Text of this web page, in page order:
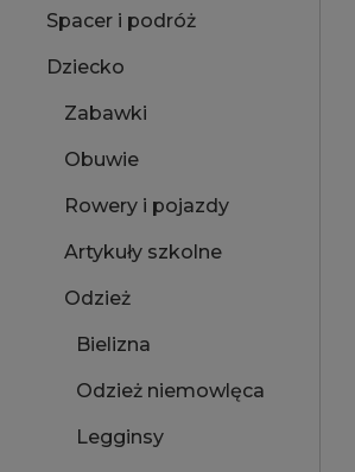
Spacer i podróż
Dziecko
Zabawki
Obuwie
Rowery i pojazdy
Artykuły szkolne
Odzież
Bielizna
Odzież niemowlęca
Legginsy